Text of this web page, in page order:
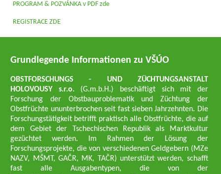
PROGRAM & POZVÁNKA v PDF zde
REGISTRACE ZDE
Grundlegende Informationen zu VŠÚO
OBSTFORSCHUNGS - UND ZÜCHTUNGSANSTALT
HOLOVOUSY s.r.o. (G.m.b.H.) beschäftigt sich mit der
Forschung der Obstbauproblematik und Züchtung der
Obstfrüchte ununterbrochen seit fast sieben Jahrzehnten. Die
Forschungstätigkeit betrifft praktisch alle Obstfrüchte, die auf
dem Gebiet der Tschechischen Republik als Marktkultur
gezüchtet werden. Im Rahmen der Lösung der
Forschungsprojekte, die von verschiedenen Geldgebern (MZe
NAZV, MŠMT, GAČR, MK, TAČR) unterstützt werden, schafft
fast alle Ausgabentypen, die von der